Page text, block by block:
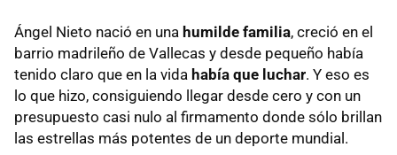
Ángel Nieto nació en una humilde familia, creció en el
barrio madrileño de Vallecas y desde pequeño había
tenido claro que en la vida había que luchar. Y eso es
lo que hizo, consiguiendo llegar desde cero y con un
presupuesto casi nulo al firmamento donde sólo brillan
las estrellas más potentes de un deporte mundial.